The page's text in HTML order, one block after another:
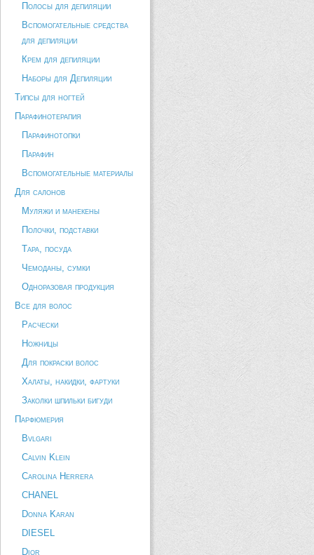
Полосы для депиляции
Вспомогательные средства
для депиляции
Крем для депиляции
Наборы для Депиляции
Типсы для ногтей
Парафинотерапия
Парафинотопки
Парафин
Вспомогательные материалы
Для салонов
Муляжи и манекены
Полочки, подставки
Тара, посуда
Чемоданы, сумки
Одноразовая продукция
Все для волос
Расчески
Ножницы
Для покраски волос
Халаты, накидки, фартуки
Заколки шпильки бигуди
Парфюмерия
Bvlgari
Calvin Klein
Carolina Herrera
CHANEL
Donna Karan
DIESEL
Dior